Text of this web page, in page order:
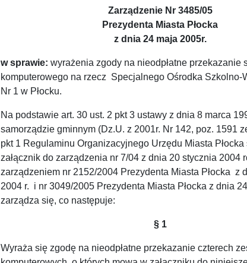
Zarządzenie Nr 3485/05
Prezydenta Miasta Płocka
z dnia 24 maja 2005r.
w sprawie: wyrażenia zgody na nieodpłatne przekazanie
komputerowego na rzecz Specjalnego Ośrodka Szkolno-
Nr 1 w Płocku.
Na podstawie art. 30 ust. 2 pkt 3 ustawy z dnia 8 marca
samorządzie gminnym (Dz.U. z 2001r. Nr 142, poz. 1591
pkt 1 Regulaminu Organizacyjnego Urzędu Miasta
załącznik do zarządzenia nr 7/04 z dnia 20 stycznia 2004
zarządzeniem nr 2152/2004 Prezydenta Miasta Płocka z
2004 r. i nr 3049/2005 Prezydenta Miasta Płocka z dnia
zarządza się, co następuje:
§ 1
Wyraża się zgodę na nieodpłatne przekazanie czterech